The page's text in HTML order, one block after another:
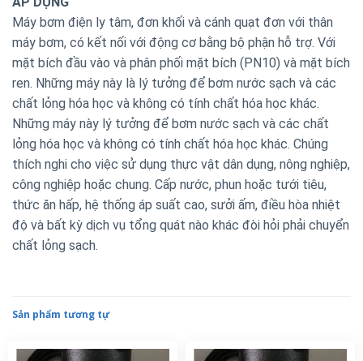
Máy bơm điện ly tâm, đơn khối và cánh quạt đơn với thân
máy bơm, có kết nối với động cơ bằng bộ phận hỗ trợ. Với
mặt bích đầu vào và phân phối mặt bích (PN10) và mặt bích
ren. Những máy này là lý tưởng để bơm nước sạch và các
chất lỏng hóa học và không có tính chất hóa học khác.
Những máy này lý tưởng để bơm nước sạch và các chất
lỏng hóa học và không có tính chất hóa học khác. Chúng
thích nghi cho việc sử dụng thực vật dân dụng, nông nghiệp,
công nghiệp hoặc chung. Cấp nước, phun hoặc tưới tiêu,
thức ăn hấp, hệ thống áp suất cao, sưởi ấm, điều hòa nhiệt
độ và bất kỳ dịch vụ tổng quát nào khác đòi hỏi phải chuyển
chất lỏng sạch.
Sản phẩm tương tự